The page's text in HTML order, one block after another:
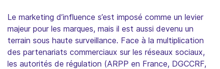
Le marketing d’influence s’est imposé comme un levier
majeur pour les marques, mais il est aussi devenu un
terrain sous haute surveillance. Face à la multiplication
des partenariats commerciaux sur les réseaux sociaux,
les autorités de régulation (ARPP en France, DGCCRF,